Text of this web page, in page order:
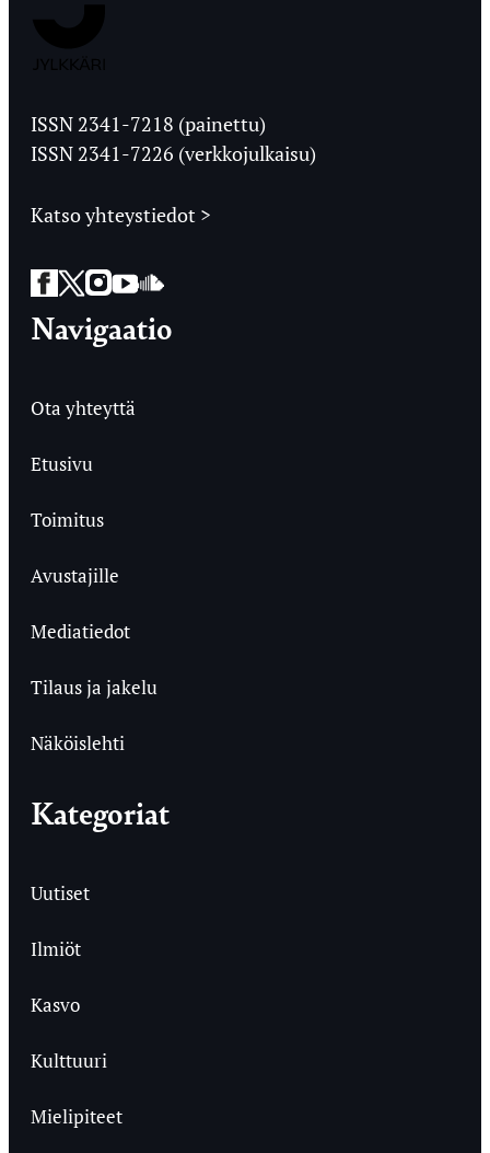
Ylioppilaslehti
ISSN 2341-7218 (painettu)
ISSN 2341-7226 (verkkojulkaisu)
Katso yhteystiedot >
Facebook
Twitter
Instagram
YouTube
SoundCloud
Navigaatio
Ota yhteyttä
Etusivu
Toimitus
Avustajille
Mediatiedot
Tilaus ja jakelu
Näköislehti
Kategoriat
Uutiset
Ilmiöt
Kasvo
Kulttuuri
Mielipiteet